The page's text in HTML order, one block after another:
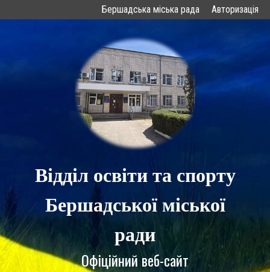
Бершадська міська рада Авторизація
Відділ освіти та спорту
Бершадської міської
ради
Офіційний веб-сайт